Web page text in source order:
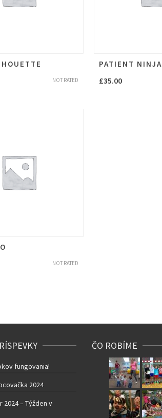
NOT RATED
PATIENT NINJA
£35.00
NOT RATED
fungovania!
2024
2024 – Týžden v
ČO ROBÍME